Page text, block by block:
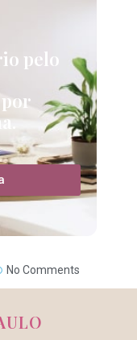
pelo
No Comments